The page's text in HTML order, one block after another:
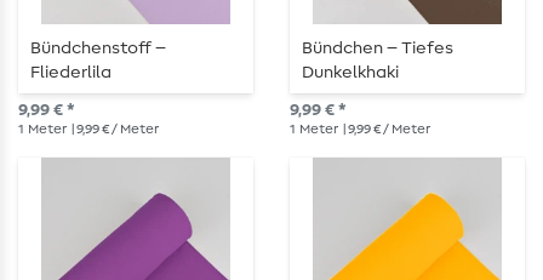
Bündchenstoff –
Fliederlila
9,99 € *
1 Meter | 9,99 € / Meter
Bündchen – Tiefes
Dunkelkhaki
9,99 € *
1 Meter | 9,99 € / Meter